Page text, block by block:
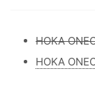
HOKA
HOKA